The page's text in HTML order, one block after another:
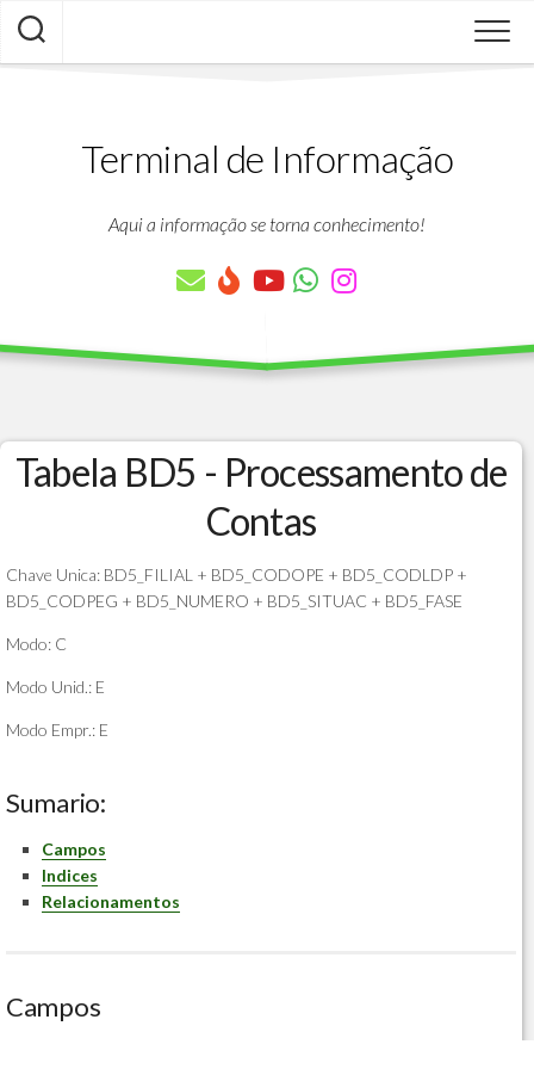
Skip
content
Terminal de Informação
Aqui a informação se torna conhecimento!
Tabela BD5 - Processamento de
Contas
Chave Unica: BD5_FILIAL + BD5_CODOPE + BD5_CODLDP +
BD5_CODPEG + BD5_NUMERO + BD5_SITUAC + BD5_FASE
Modo: C
Modo Unid.: E
Modo Empr.: E
Sumario:
Campos
Indices
Relacionamentos
Campos